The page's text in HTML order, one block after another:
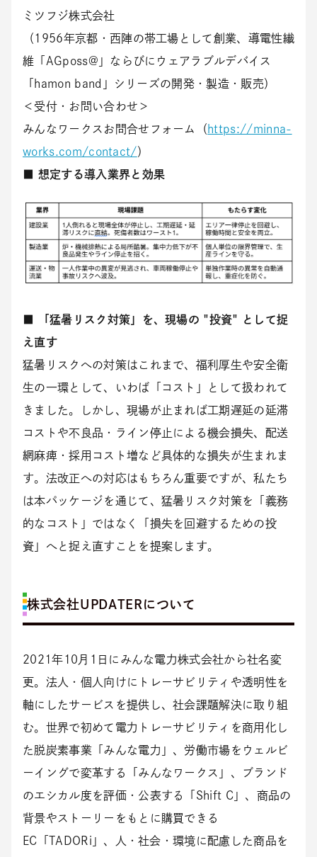
ミツフジ株式会社
（1956年京都・西陣の帯工場として創業、導電性繊
維「AGposs@」ならびにウェアラブルデバイス
「hamon band」シリーズの開発・製造・販売）
＜受付・お問い合わせ＞
みんなワークスお問合せフォーム（ https://minna-
works.com/contact/ ）
■ 想定する導入業界と効果
■ 「猛暑リスク対策」を、現場の "投資" として捉
え直す
猛暑リスクへの対策はこれまで、福利厚生や安全衛
生の一環として、いわば「コスト」として扱われて
きました。しかし、現場が止まれば工期遅延の延滞
コストや不良品・ライン停止による機会損失、配送
網麻痺・採用コスト増など具体的な損失が生まれま
す。法改正への対応はもちろん重要ですが、私たち
は本パッケージを通じて、猛暑リスク対策を「義務
的なコスト」ではなく「損失を回避するための投
資」へと捉え直すことを提案します。
株式会社UPDATERについて
2021年10月1日にみんな電力株式会社から社名変
更。法人・個人向けにトレーサビリティや透明性を
軸にしたサービスを提供し、社会課題解決に取り組
む。世界で初めて電力トレーサビリティを商用化し
た脱炭素事業「みんな電力」、労働市場をウェルビ
ーイングで変革する「みんなワークス」、ブランド
のエシカル度を評価・公表する「Shift C」、商品の
背景やストーリーをもとに購買できる
EC「TADORi」、人・社会・環境に配慮した商品を